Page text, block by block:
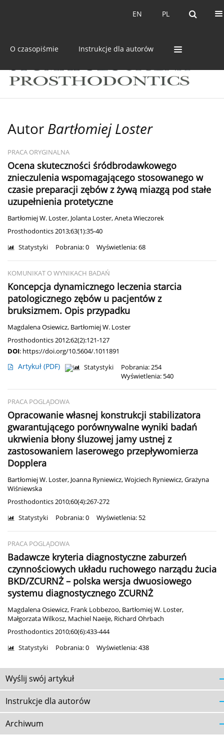
PL
EN PL
EN
O czasopiśmie Instrukcje dla autorów
Autor Bartłomiej Loster
PRACA ORYGINALNA
Ocena skuteczności śródbrodawkowego
znieczulenia wspomagającego stosowanego w
czasie preparacji zębów z żywą miazgą pod stałe
uzupełnienia protetyczne
Bartłomiej W. Loster, Jolanta Loster,Aneta Wieczorek
Prosthodontics 2013;63(1):35-40
Statystyki Pobrania: 0 Wyświetlenia: 68
KOMUNIKAT O WYNIKACH BADAŃ
Koncepcja dynamicznego leczenia starcia
patologicznego zębów u pacjentów z
bruksizmem. Opis przypadku
Magdalena Osiewicz, Bartłomiej W. Loster
Prosthodontics 2012;62(2):121-127
DOI: https://doi.org/10.5604/.1011891
Artykuł (PDF) Statystyki
Pobrania: 254
Wyświetlenia: 540
PRACA POGLĄDOWA
Opracowanie własnej konstrukcji stabilizatora
gwarantującego porównywalne wyniki badań
ukrwienia błony śluzowej jamy ustnej z
zastosowaniem laserowego przepływomierza
Dopplera
Bartłomiej W. Loster, Joanna Ryniewicz,Wojciech Ryniewicz,Grażyna
Wiśniewska
Prosthodontics 2010;60(4):267-272
Statystyki Pobrania: 0 Wyświetlenia: 52
PRACA POGLĄDOWA
Badawcze kryteria diagnostyczne zaburzeń
czynnościowych układu ruchowego narządu żucia
BKD/ZCURNŻ – polska wersja dwuosiowego
systemu diagnostycznego ZCURNŻ
Magdalena Osiewicz, Frank Lobbezoo, Bartłomiej W. Loster,
Małgorzata Wilkosz, Machiel Naeije, Richard Ohrbach
Prosthodontics 2010;60(6):433-444
Statystyki Pobrania: 0 Wyświetlenia: 438
Wyślij swój artykuł
Instrukcje dla autorów
Archiwum